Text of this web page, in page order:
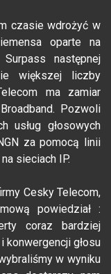
czasie wdrożyć w
oparte na
następnej
większej liczby
ma zamiar
Pozwoli
usług głosowych
za pomocą linii
sieciach IP.
Cesky Telecom,
powiedział :
coraz bardziej
konwergencji głosu
w wyniku